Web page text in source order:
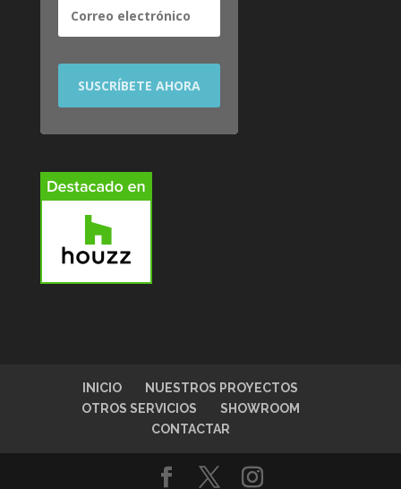
INICIO
NUESTROS PROYECTOS
OTROS SERVICIOS
SHOWROOM
CONTACTAR